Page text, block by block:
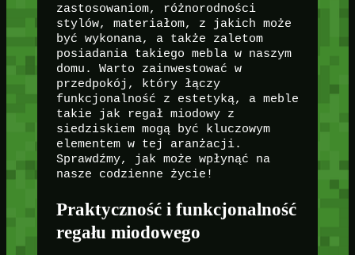
zastosowaniom, różnorodności
stylów, materiałom, z jakich może
być wykonana, a także zaletom
posiadania takiego mebla w naszym
domu. Warto zainwestować w
przedpokój, który łączy
funkcjonalność z estetyką, a meble
takie jak regał miodowy z
siedziskiem mogą być kluczowym
elementem w tej aranżacji.
Sprawdźmy, jak może wpłynąć na
nasze codzienne życie!
Praktyczność i funkcjonalność
regału miodowego